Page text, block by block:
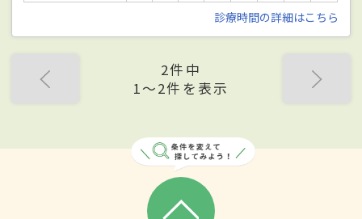
診療時間の詳細はこちら
2件中
1〜2件を表示